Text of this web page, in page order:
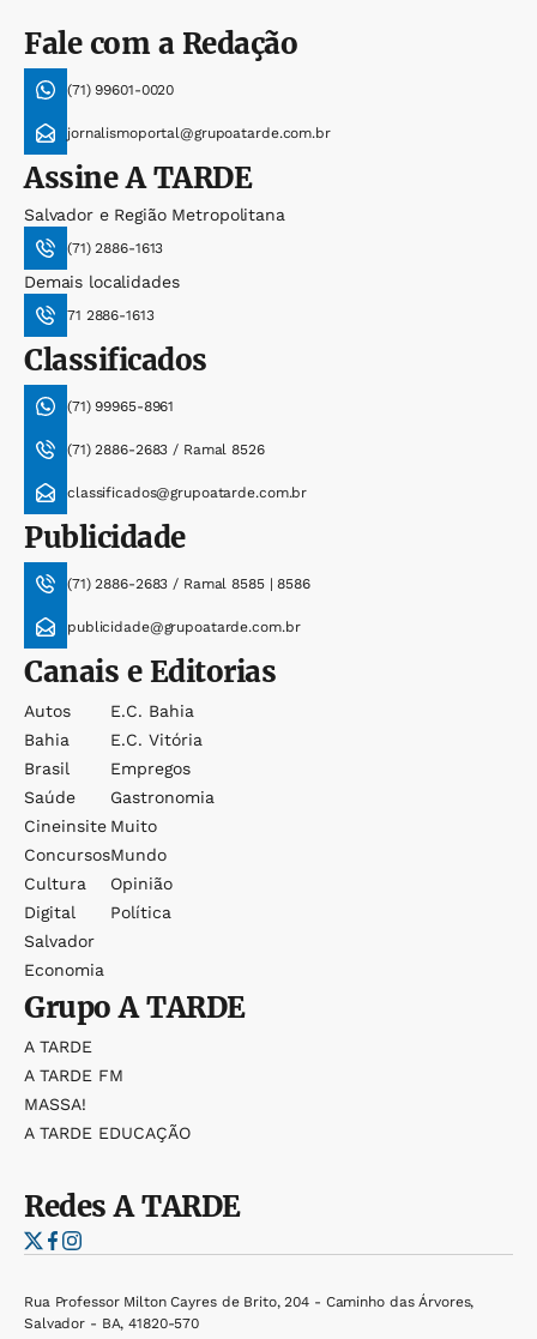
Fale com a Redação
(71) 99601-0020
jornalismoportal@grupoatarde.com.br
AssineA TARDE
Salvador e Região Metropolitana
(71) 2886-1613
Demais localidades
71 2886-1613
Classificados
(71) 99965-8961
(71) 2886-2683 / Ramal 8526
classificados@grupoatarde.com.br
Publicidade
(71) 2886-2683 / Ramal 8585 | 8586
publicidade@grupoatarde.com.br
Canais e Editorias
Autos
Bahia
Brasil
Saúde
Cineinsite
Concursos
Cultura
Digital
Salvador
Economia
E.c. Bahia
E.c. Vitória
Empregos
Gastronomia
Muito
Mundo
Opinião
Política
GrupoA TARDE
A TARDE
A TARDE FM
MASSA!
A TARDE EDUCAÇÃO
RedesA TARDE
Rua Professor Milton Cayres de Brito, 204 - Caminho das Árvores,
Salvador - BA, 41820-570